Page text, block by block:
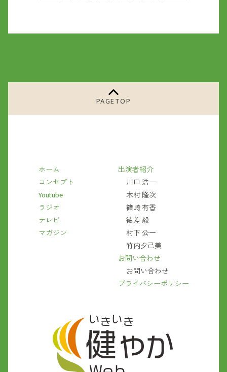
PAGETOP
ホーム
コンセプト
Youtube
ラジオ
テレビ
マガジン
出演者紹介
川口 浩一
木村 隆次
篠崎 有香
徳差 毅
村下 公一
竹内夕己美
お問い合わせ
お問い合わせ
プライバシーポリシー